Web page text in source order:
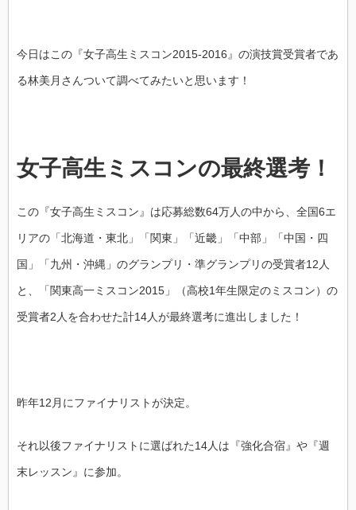
今日はこの『女子高生ミスコン2015‐2016』の演技賞受賞者であ
る林美月さんついて調べてみたいと思います！
女子高生ミスコンの最終選考！
この『女子高生ミスコン』は応募総数64万人の中から、全国6エ
リアの「北海道・東北」「関東」「近畿」「中部」「中国・四
国」「九州・沖縄」のグランプリ・準グランプリの受賞者12人
と、「関東高一ミスコン2015」（高校1年生限定のミスコン）の
受賞者2人を合わせた計14人が最終選考に進出しました！
昨年12月にファイナリストが決定。
それ以後ファイナリストに選ばれた14人は『強化合宿』や『週
末レッスン』に参加。